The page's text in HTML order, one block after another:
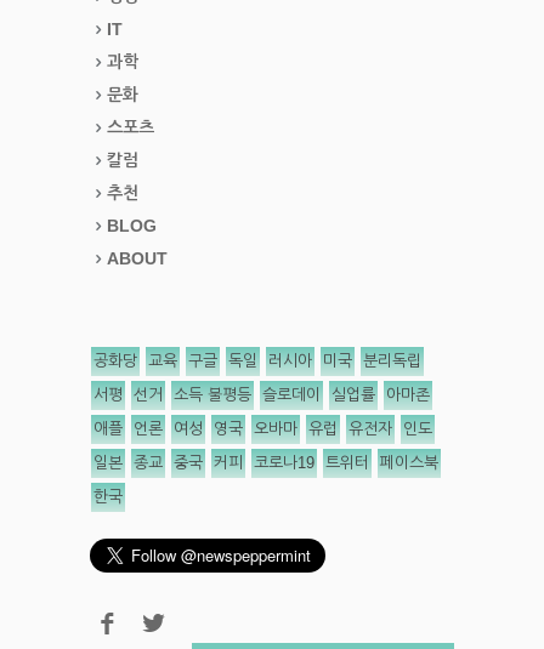
IT
과학
문화
스포츠
칼럼
추천
BLOG
ABOUT
공화당 교육 구글 독일 러시아 미국 분리독립
서평 선거 소득 불평등 슬로데이 실업률 아마존
애플 언론 여성 영국 오바마 유럽 유전자 인도
일본 종교 중국 커피 코로나19 트위터 페이스북
한국